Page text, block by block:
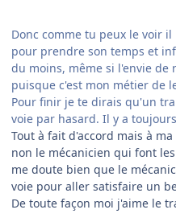
Donc comme tu peux le voir
pour prendre son temps et
du moins, même si l'envie de
puisque c'est mon métier de
Pour finir je te dirais qu'un
voie par hasard. Il y a
Tout à fait d'accord mais à ma
non le mécanicien qui font
me doute bien que le
voie pour aller satisfaire un
De toute façon moi j'aime le